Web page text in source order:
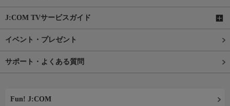
J:COM TVサービスガイド
イベント・プレゼント
サポート・よくある質問
Fun! J:COM